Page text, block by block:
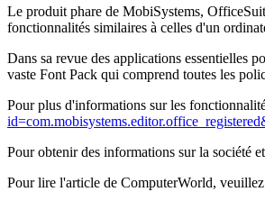
Le produit phare de MobiSystems,
fonctionnalités similaires à celles d'un
Dans sa revue des applications essentielles
vaste Font Pack qui comprend toutes les
Pour plus d'informations sur les
Pour obtenir des informations sur la société
Pour lire l'article de ComputerWorld,